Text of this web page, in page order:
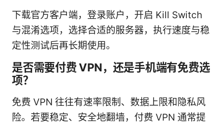
下载官方客户端，登录账户，开启 Kill Switch
与混淆选项，选择合适的服务器，执行速度与稳
定性测试后再长期使用。
是否需要付费 VPN，还是手机端有免费选
项？
免费 VPN 往往有速率限制、数据上限和隐私风
险。若要稳定、安全地翻墙，付费 VPN 通常提